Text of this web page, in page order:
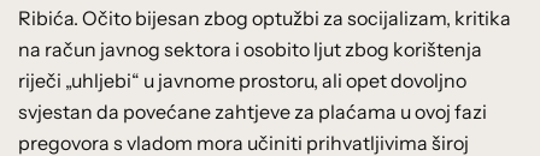
Ribića. Očito bijesan zbog optužbi za socijalizam, kritika
na račun javnog sektora i osobito ljut zbog korištenja
riječi „uhljebi“ u javnome prostoru, ali opet dovoljno
svjestan da povećane zahtjeve za plaćama u ovoj fazi
pregovora s vladom mora učiniti prihvatljivima široj